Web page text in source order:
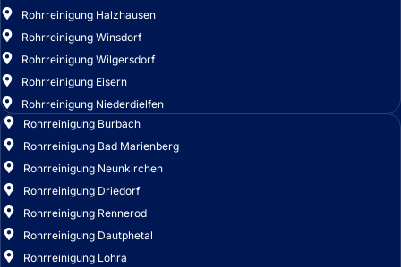
Rohrreinigung Burbach
Rohrreinigung Bad Marienberg
Rohrreinigung Neunkirchen
Rohrreinigung Driedorf
Rohrreinigung Rennerod
Rohrreinigung Dautphetal
Rohrreinigung Lohra
Rohrreinigung Gladenbach
Rohrreinigung Lahntal
Rohrreinigung Cölbe
Rohrreinigung Allendorf Eder
Rohrreinigung Winterberg